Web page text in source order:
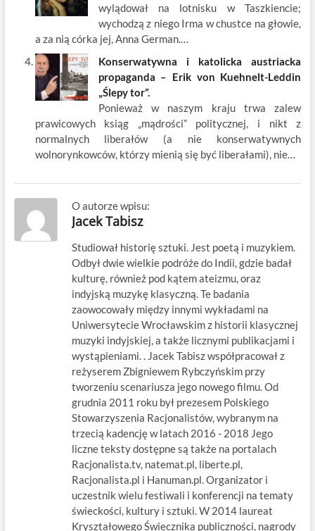
wylądował na lotnisku w Taszkiencie;
wychodzą z niego Irma w chustce na głowie,
a za nią córka jej, Anna German.…
Konserwatywna i katolicka austriacka
propaganda – Erik von Kuehnelt-Leddin
„Ślepy tor”.
Ponieważ w naszym kraju trwa zalew
prawicowych ksiąg „mądrości” politycznej, i nikt z
normalnych liberałów (a nie konserwatywnych
wolnorynkowców, którzy mienią się być liberałami), nie…
O autorze wpisu:
Jacek Tabisz
Studiował historię sztuki. Jest poetą i muzykiem.
Odbył dwie wielkie podróże do Indii, gdzie badał
kulturę, również pod kątem ateizmu, oraz
indyjską muzykę klasyczną. Te badania
zaowocowały między innymi wykładami na
Uniwersytecie Wrocławskim z historii klasycznej
muzyki indyjskiej, a także licznymi publikacjami i
wystąpieniami. . Jacek Tabisz współpracował z
reżyserem Zbigniewem Rybczyńskim przy
tworzeniu scenariusza jego nowego filmu. Od
grudnia 2011 roku był prezesem Polskiego
Stowarzyszenia Racjonalistów, wybranym na
trzecią kadencję w latach 2016 - 2018 Jego
liczne teksty dostępne są także na portalach
Racjonalista.tv, natemat.pl, liberte.pl,
Racjonalista.pl i Hanuman.pl. Organizator i
uczestnik wielu festiwali i konferencji na tematy
świeckości, kultury i sztuki. W 2014 laureat
Kryształowego Świecznika publiczności, nagrody